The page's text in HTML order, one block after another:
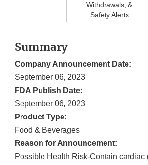
Withdrawals, &
Safety Alerts
Summary
Company Announcement Date:
September 06, 2023
FDA Publish Date:
September 06, 2023
Product Type:
Food & Beverages
Reason for Announcement:
Possible Health Risk-Contain cardiac